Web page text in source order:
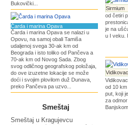
Bukovički...
Čarda i marina Opava
Čarda i marina Opava se nalazi u
Opovu, na samoj obali Tamiša
udaljenoj svega 30-ak km od
Beograda i isto toliko od Pančeva a
70-ak km od Novog Sada. Zbog
svog odličnog geografskog položaja,
do ove izuzetne lokacije se može
doći i svojim plovilom duž Dunava,
preko Pančeva pa uzvo...
Smeštaj
Smeštaj u Kragujevcu
Sirmium
od četiri
je na
u I veku.
od 10
put, koji
za